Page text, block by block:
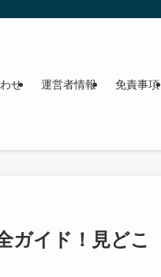
せ 運営者情報 免責事項
ガイド！見どこ